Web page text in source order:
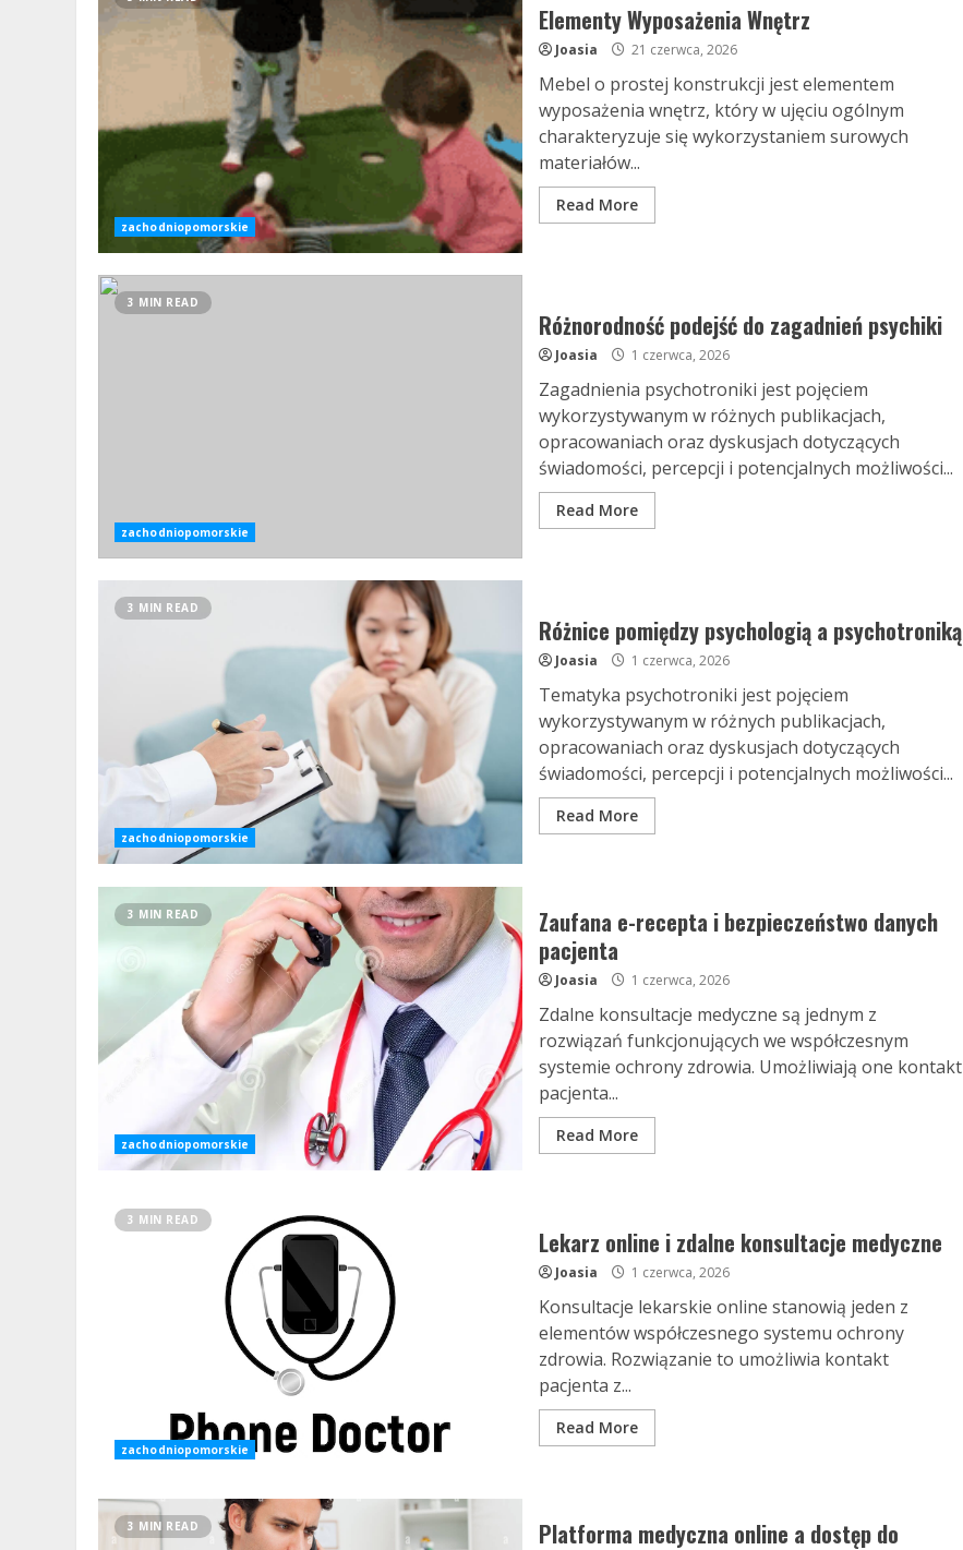
zachodniopomorskie
Elementy Wyposażenia Wnętrz
Joasia 21 czerwca, 2026
Mebel o prostej konstrukcji jest elementem
wyposażenia wnętrz, który w ujęciu ogólnym
charakteryzuje się wykorzystaniem surowych
materiałów...
Read More
3 MIN READ
zachodniopomorskie
Różnorodność podejść do zagadnień psychiki
Joasia 1 czerwca, 2026
Zagadnienia psychotroniki jest pojęciem
wykorzystywanym w różnych publikacjach,
opracowaniach oraz dyskusjach dotyczących
świadomości, percepcji i potencjalnych możliwości...
Read More
3 MIN READ
zachodniopomorskie
Różnice pomiędzy psychologią a psychotroniką
Joasia 1 czerwca, 2026
Tematyka psychotroniki jest pojęciem
wykorzystywanym w różnych publikacjach,
opracowaniach oraz dyskusjach dotyczących
świadomości, percepcji i potencjalnych możliwości...
Read More
3 MIN READ
zachodniopomorskie
Zaufana e-recepta i bezpieczeństwo danych
pacjenta
Joasia 1 czerwca, 2026
Zdalne konsultacje medyczne są jednym z
rozwiązań funkcjonujących we współczesnym
systemie ochrony zdrowia. Umożliwiają one kontakt
pacjenta...
Read More
3 MIN READ
zachodniopomorskie
Lekarz online i zdalne konsultacje medyczne
Joasia 1 czerwca, 2026
Konsultacje lekarskie online stanowią jeden z
elementów współczesnego systemu ochrony
zdrowia. Rozwiązanie to umożliwia kontakt
pacjenta z...
Read More
3 MIN READ
Platforma medyczna online a dostęp do